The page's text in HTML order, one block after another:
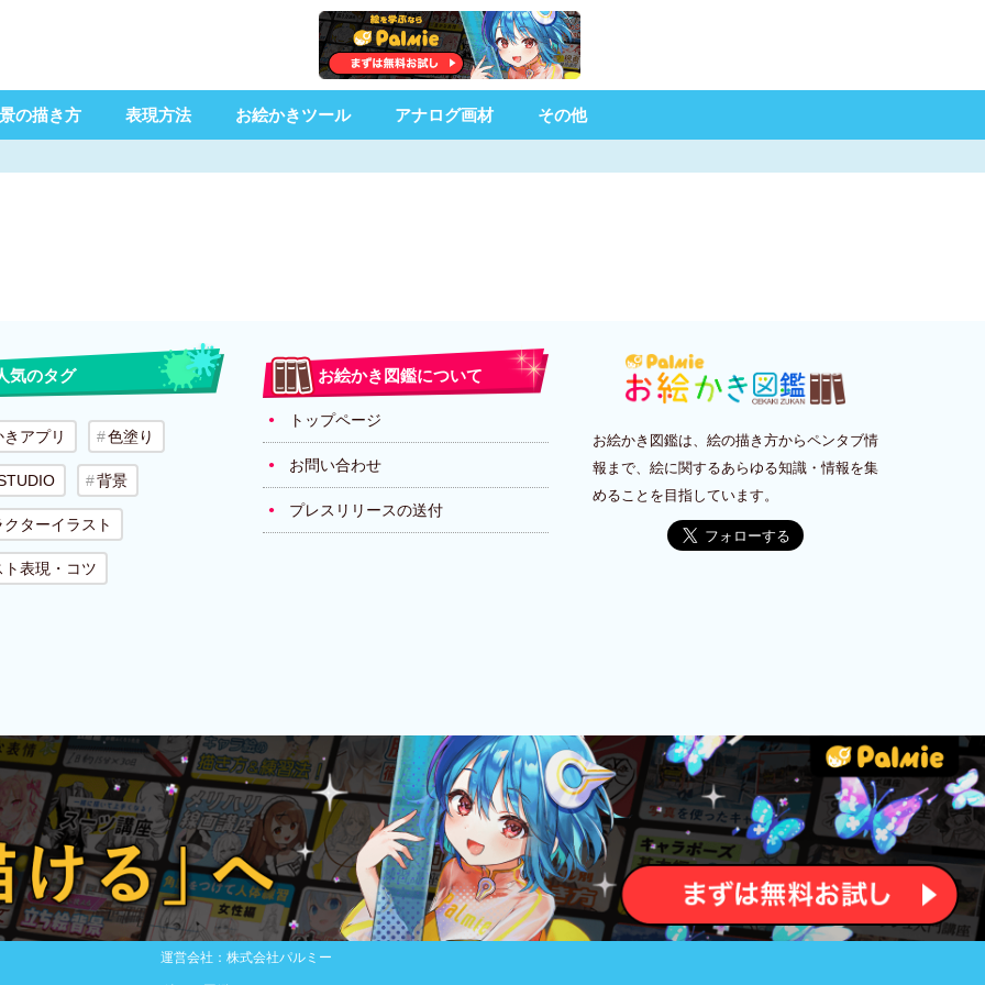
の描き方 表現方法 お絵かきツール アナログ画材 その他
気のタグ
アプリ 色塗り
背景
ターイラスト
ト表現・コツ
お絵かき図鑑について
トップページ
お問い合わせ
プレスリリースの送付
お絵かき図鑑は、絵の描き方からペンタブ情
報まで、絵に関するあらゆる知識・情報を集
めることを目指しています。
運営会社：株式会社パルミー